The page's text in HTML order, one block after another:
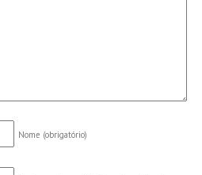
Nome (obrigatório)